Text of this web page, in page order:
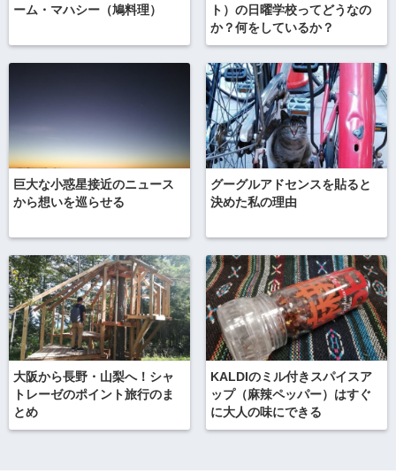
ーム・マハシー（鳩料理）
ト）の日曜学校ってどうなの
か？何をしているか？
巨大な小惑星接近のニュース
から想いを巡らせる
グーグルアドセンスを貼ると
決めた私の理由
大阪から長野・山梨へ！シャ
トレーゼのポイント旅行のま
とめ
KALDIのミル付きスパイスア
ップ（麻辣ペッパー）はすぐ
に大人の味にできる